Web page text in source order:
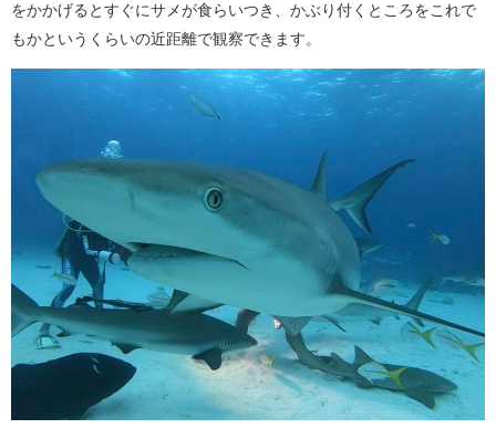
をかかげるとすぐにサメが食らいつき、かぶり付くところをこれで
もかというくらいの近距離で観察できます。